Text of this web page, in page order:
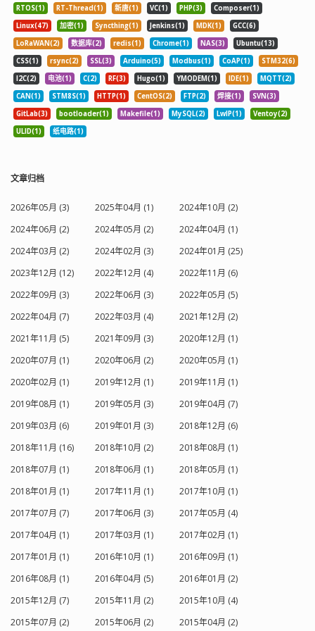
RTOS(1) RT-Thread(1) 新唐(1) VC(1) PHP(3)
Composer(1)
Linux(47)
加密(1) Syncthing(1) Jenkins(1) MDK(1)
GCC(6)
LoRaWAN(2)
数据库(2) redis(1) Chrome(1) NAS(3)
Ubuntu(13)
CSS(1)
rsync(2) SSL(3) Arduino(5) Modbus(1) CoAP(1)
STM32(6)
I2C(2)
电池(1) C(2) RF(3) Hugo(1) YMODEM(1) IDE(1)
MQTT(2)
CAN(1)
STM8S(1) HTTP(1) CentOS(2) FTP(2) 焊接(1)
SVN(3)
GitLab(3)
bootloader(1) Makefile(1) MySQL(2) LwIP(1)
Ventoy(2)
ULID(1)
纸电路(1)
文章归档
2026年05月 (3) 2025年04月 (1)
2024年10月 (2)
2024年06月 (2)
2024年05月 (2)
2024年04月 (1)
2024年03月 (2)
2024年02月 (3)
2024年01月 (25)
2023年12月 (12)
2022年12月 (4)
2022年11月 (6)
2022年09月 (3)
2022年06月 (3)
2022年05月 (5)
2022年04月 (7)
2022年03月 (4)
2021年12月 (2)
2021年11月 (5)
2021年09月 (3)
2020年12月 (1)
2020年07月 (1)
2020年06月 (2)
2020年05月 (1)
2020年02月 (1)
2019年12月 (1)
2019年11月 (1)
2019年08月 (1)
2019年05月 (3)
2019年04月 (7)
2019年03月 (6)
2019年01月 (3)
2018年12月 (6)
2018年11月 (16)
2018年10月 (2)
2018年08月 (1)
2018年07月 (1)
2018年06月 (1)
2018年05月 (1)
2018年01月 (1)
2017年11月 (1)
2017年10月 (1)
2017年07月 (7)
2017年06月 (3)
2017年05月 (4)
2017年04月 (1)
2017年03月 (1)
2017年02月 (1)
2017年01月 (1)
2016年10月 (1)
2016年09月 (1)
2016年08月 (1)
2016年04月 (5)
2016年01月 (2)
2015年12月 (7)
2015年11月 (2)
2015年10月 (4)
2015年07月 (2)
2015年06月 (2) 2015年04月 (2)